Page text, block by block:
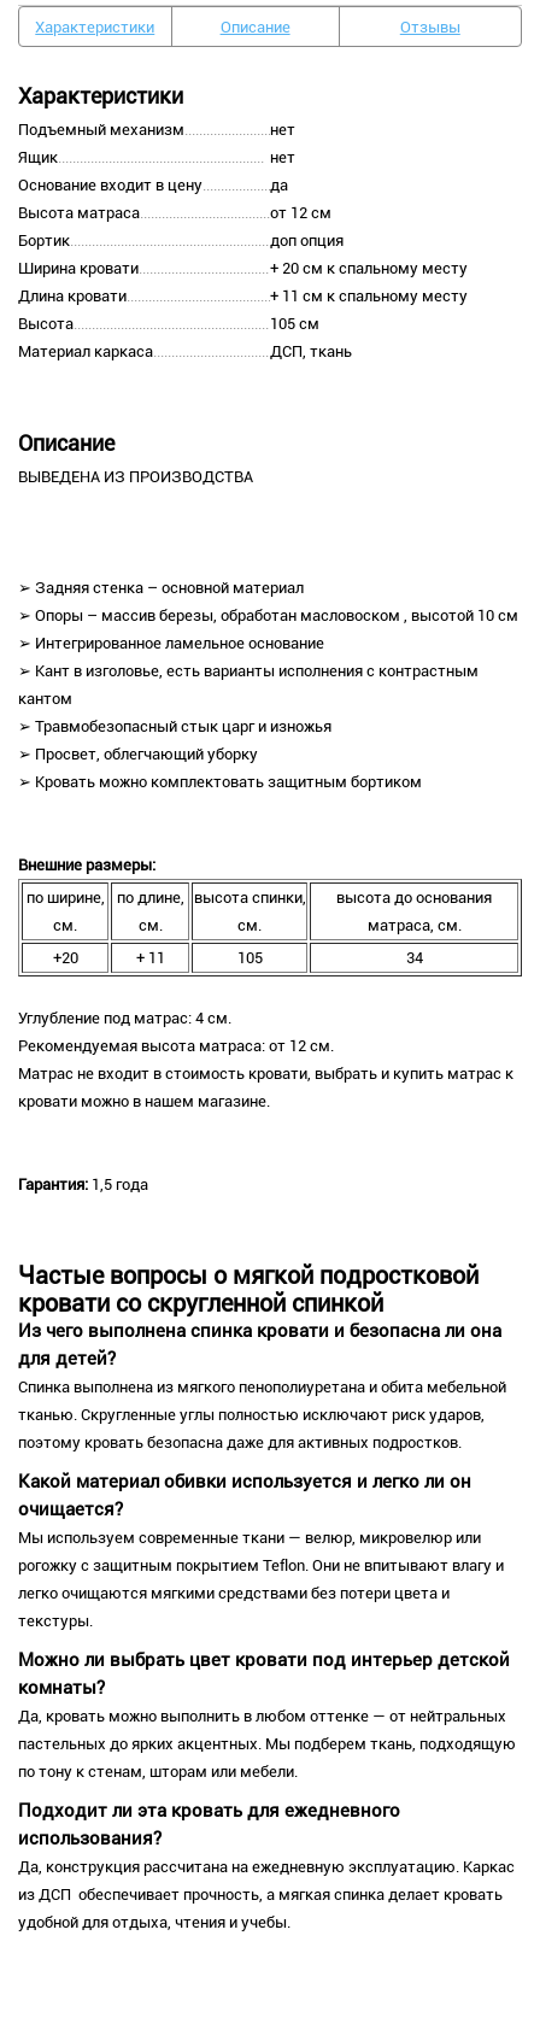
Характеристики Описание Отзывы
Характеристики
Подъемный механизм
нет
Ящик
нет
Основание входит в цену
да
Высота матраса
от 12 см
Бортик
доп опция
Ширина кровати
+ 20 см к спальному месту
Длина кровати
+ 11 см к спальному месту
Высота
105 см
Материал каркаса
ДСП, ткань
Описание
ВЫВЕДЕНА ИЗ ПРОИЗВОДСТВА
➢ Задняя стенка – основной материал
➢ Опоры – массив березы, обработан масловоском , высотой 10 см
➢ Интегрированное ламельное основание
➢ Кант в изголовье, есть варианты исполнения с контрастным
кантом
➢ Травмобезопасный стык царг и изножья
➢ Просвет, облегчающий уборку
➢ Кровать можно комплектовать защитным бортиком
Внешние размеры:
по ширине,
см.
по длине,
см.
высота спинки,
см.
высота до основания
матраса, см.
+20
+ 11 105 34
Углубление под матрас: 4 см.
Рекомендуемая высота матраса: от 12 см.
Матрас не входит в стоимость кровати, выбрать и купить матрас к
кровати можно в нашем магазине.
Гарантия: 1,5 года
Частые вопросы о мягкой подростковой
кровати со скругленной спинкой
Из чего выполнена спинка кровати и безопасна ли она
для детей?
Спинка выполнена из мягкого пенополиуретана и обита мебельной
тканью. Скругленные углы полностью исключают риск ударов,
поэтому кровать безопасна даже для активных подростков.
Какой материал обивки используется и легко ли он
очищается?
Мы используем современные ткани — велюр, микровелюр или
рогожку с защитным покрытием Teflon. Они не впитывают влагу и
легко очищаются мягкими средствами без потери цвета и
текстуры.
Можно ли выбрать цвет кровати под интерьер детской
комнаты?
Да, кровать можно выполнить в любом оттенке — от нейтральных
пастельных до ярких акцентных. Мы подберем ткань, подходящую
по тону к стенам, шторам или мебели.
Подходит ли эта кровать для ежедневного
использования?
Да, конструкция рассчитана на ежедневную эксплуатацию. Каркас
из ДСП обеспечивает прочность, а мягкая спинка делает кровать
удобной для отдыха, чтения и учебы.